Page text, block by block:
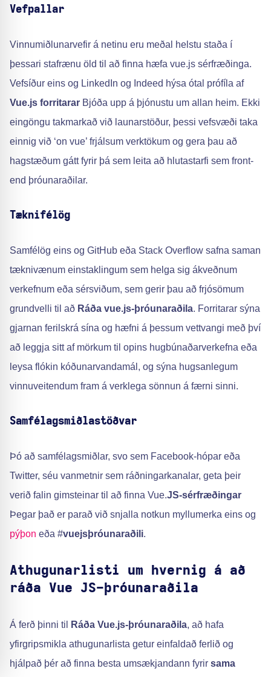
Vefpallar
Vinnumiðlunarvefir á netinu eru meðal helstu staða í
þessari stafrænu öld til að finna hæfa vue.js sérfræðinga.
Vefsíður eins og LinkedIn og Indeed hýsa ótal prófíla af
Vue.js forritarar Bjóða upp á þjónustu um allan heim. Ekki
eingöngu takmarkað við launarstöður, þessi vefsvæði taka
einnig við ‘on vue’ frjálsum verktökum og gera þau að
hagstæðum gátt fyrir þá sem leita að hlutastarfi sem front-
end þróunaraðilar.
Tæknifélög
Samfélög eins og GitHub eða Stack Overflow safna saman
tæknivænum einstaklingum sem helga sig ákveðnum
verkefnum eða sérsviðum, sem gerir þau að frjósömum
grundvelli til að Ráða vue.js-þróunaraðila. Forritarar sýna
gjarnan ferilskrá sína og hæfni á þessum vettvangi með því
að leggja sitt af mörkum til opins hugbúnaðarverkefna eða
leysa flókin kóðunarvandamál, og sýna hugsanlegum
vinnuveitendum fram á verklega sönnun á færni sinni.
Samfélagsmiðlastöðvar
Þó að samfélagsmiðlar, svo sem Facebook-hópar eða
Twitter, séu vanmetnir sem ráðningarkanalar, geta þeir
verið falin gimsteinar til að finna Vue.JS-sérfræðingar
Þegar það er parað við snjalla notkun myllumerka eins og
pýþon eða #vuejsþróunaraðili.
Athugunarlisti um hvernig á að
ráða Vue JS-þróunaraðila
Á ferð þinni til Ráða Vue.js-þróunaraðila, að hafa
yfirgripsmikla athugunarlista getur einfaldað ferlið og
hjálpað þér að finna besta umsækjandann fyrir sama